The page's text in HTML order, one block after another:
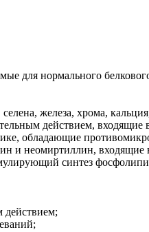
для нормального
железа, хрома,
действием, входящие в
обладающие
и неомиртиллин, входящие
синтез
действием;